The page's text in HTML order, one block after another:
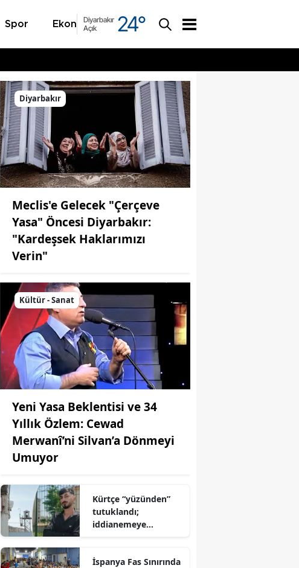
Spor Ekonomi Asayiş
Diyarbakır
Açık
24°
Diyarbakır
Meclis'e Gelecek "Çerçeve
Yasa" Öncesi Diyarbakır:
"Kardeşsek Haklarımızı
Verin"
Kültür - Sanat
Yeni Yasa Beklentisi ve 34
Yıllık Özlem: Cewad
Merwanî’ni Silvan’a Dönmeyi
Umuyor
Kürtçe “yüzünden”
tutuklandı;
iddianemeye
İspanya Fas Sınırında